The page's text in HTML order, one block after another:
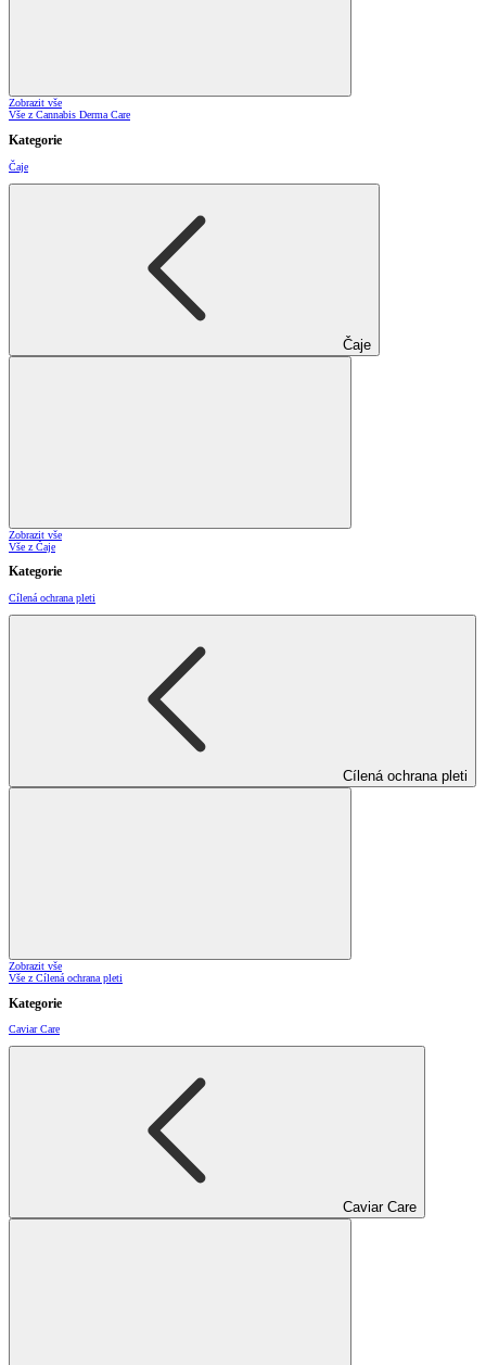
Zobrazit vše
Vše z Cannabis Derma Care
Kategorie
Čaje
Čaje
Zobrazit vše
Vše z Čaje
Kategorie
Cílená ochrana pleti
Cílená ochrana pleti
Zobrazit vše
Vše z Cílená ochrana pleti
Kategorie
Caviar Care
Caviar Care